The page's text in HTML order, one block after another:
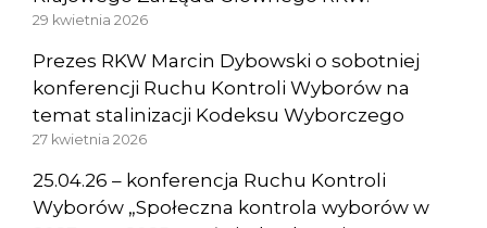
29 kwietnia 2026
Prezes RKW Marcin Dybowski o sobotniej
konferencji Ruchu Kontroli Wyborów na
temat stalinizacji Kodeksu Wyborczego
27 kwietnia 2026
25.04.26 – konferencja Ruchu Kontroli
Wyborów „Społeczna kontrola wyborów w